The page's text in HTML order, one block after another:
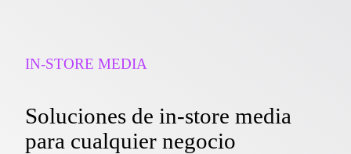
IN-STORE MEDIA
Soluciones de in-store media
para cualquier negocio